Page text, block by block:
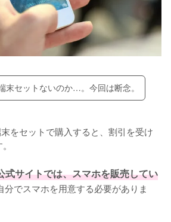
末セットないのか…。今回は断念。
をセットで購入すると、割引を受け
式サイトでは、スマホを販売してい
分でスマホを用意する必要がありま